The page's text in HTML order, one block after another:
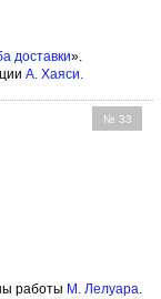
доставки».
А. Хаяси
№ 33
работы М. Лелуара.